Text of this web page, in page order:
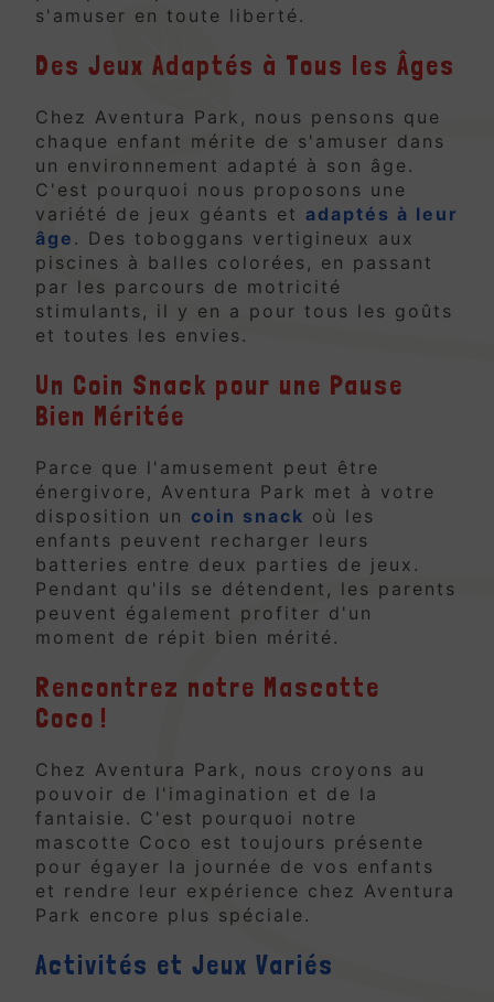
s'amuser en toute liberté.
Des Jeux Adaptés à Tous les Âges
Chez Aventura Park, nous pensons que
chaque enfant mérite de s'amuser dans
un environnement adapté à son âge.
C'est pourquoi nous proposons une
variété de jeux géants et adaptés à leur
âge . Des toboggans vertigineux aux
piscines à balles colorées, en passant
par les parcours de motricité
stimulants, il y en a pour tous les goûts
et toutes les envies.
Un Coin Snack pour une Pause
Bien Méritée
Parce que l'amusement peut être
énergivore, Aventura Park met à votre
disposition un coin snack où les
enfants peuvent recharger leurs
batteries entre deux parties de jeux.
Pendant qu'ils se détendent, les parents
peuvent également profiter d'un
moment de répit bien mérité.
Rencontrez notre Mascotte
Coco !
Chez Aventura Park, nous croyons au
pouvoir de l'imagination et de la
fantaisie. C'est pourquoi notre
mascotte Coco est toujours présente
pour égayer la journée de vos enfants
et rendre leur expérience chez Aventura
Park encore plus spéciale.
Activités et Jeux Variés